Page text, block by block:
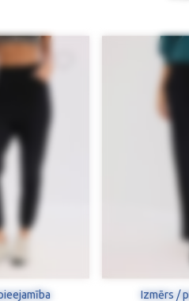
Izmērs /